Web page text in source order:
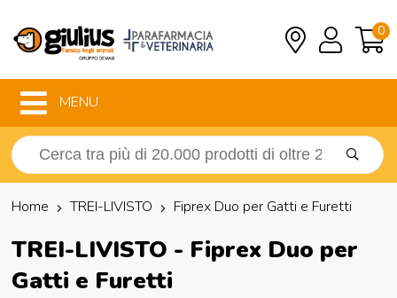
0
MENU
Home TREI-LIVISTO Fiprex Duo per Gatti e Furetti
TREI-LIVISTO - Fiprex Duo per
Gatti e Furetti